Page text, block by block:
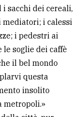
sacchi dei cereali,
mediatori; i calessi
i pedestri ai
le soglie dei caffè
il bel mondo
questa
insolito
metropoli.»